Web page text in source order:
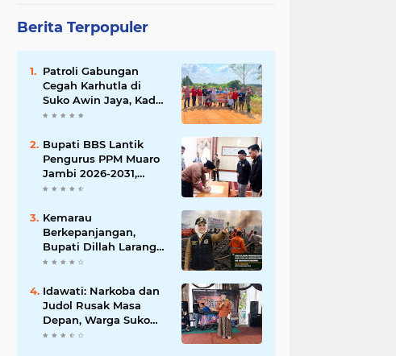
Berita Terpopuler
Patroli Gabungan
Cegah Karhutla di
Suko Awin Jaya, Kades
Idawati Gandeng PT
Bupati BBS Lantik
Pengurus PPM Muaro
Jambi 2026-2031,
Dorong Pemuda Jadi
Kemarau
Berkepanjangan,
Bupati Dillah Larang
Camat Tinggalkan
Hadapi Karhutla dan
Kebakaran
Permukiman
Idawati: Narkoba dan
Judol Rusak Masa
Depan, Warga Suko
Awin Jaya Diminta